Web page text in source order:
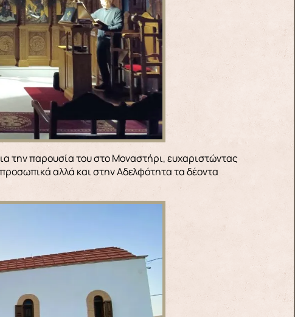
την παρουσία του στο Μοναστήρι, ευχαριστώντας
αλλά και στην Αδελφότητα τα δέοντα